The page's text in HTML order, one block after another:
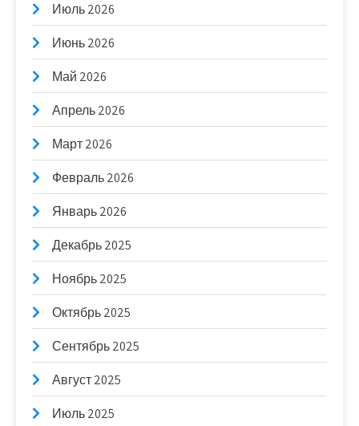
Июль 2026
Июнь 2026
Май 2026
Апрель 2026
Март 2026
Февраль 2026
Январь 2026
Декабрь 2025
Ноябрь 2025
Октябрь 2025
Сентябрь 2025
Август 2025
Июль 2025